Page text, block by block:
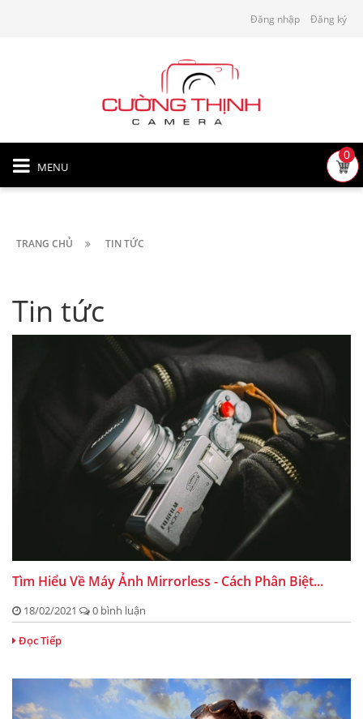
Đăng nhập Đăng ký
MENU
0
TRANG CHỦ TIN TỨC
Tin tức
Tìm Hiểu Về Máy Ảnh Mirrorless - Cách Phân Biệt...
18/02/2021 0 bình luận
Đọc Tiếp